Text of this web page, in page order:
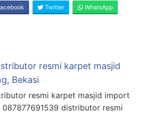
Twitter WhatsApp
resmi karpet masjid
Bekasi
resmi karpet masjid import
087877691539 distributor resmi